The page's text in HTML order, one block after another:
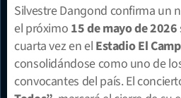
Silvestre Dangond confirma un
el próximo 15 de mayo de 2026
cuarta vez en el Estadio El
consolidándose como uno de
convocantes del país. El